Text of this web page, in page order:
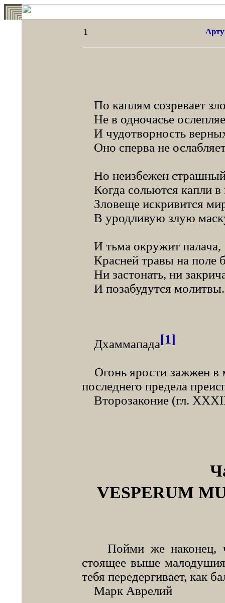
1
По каплям созревает
Не в одночасье
И чудотворность
Оно сперва не
Но неизбежен
Когда сольются капли
Зловеще искривится
В уродливую злую
И тьма окружит палача,
Красней травы на поле
Ни застонать, ни
И позабудутся молитвы.
Дхаммапада[1]
Огонь ярости зажжен в
последнего предела
Второзаконие (гл.
VESPERUM
Пойми же наконец,
стоящее выше
тебя передергивает, как
Марк Аврелий